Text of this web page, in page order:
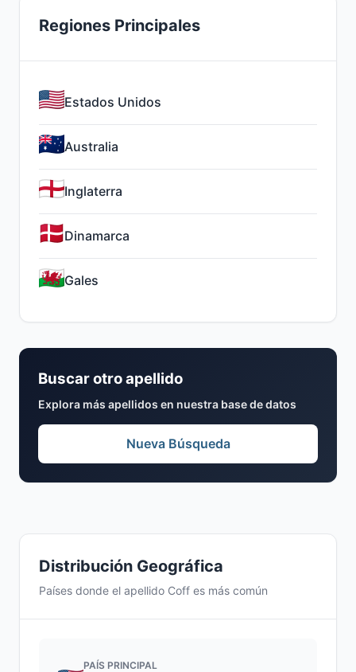
Distribución Geográfica
Países donde el apellido Coff es más común
PAÍS PRINCIPAL
Regiones Principales
Estados Unidos
Australia
Inglaterra
Dinamarca
Gales
Buscar otro apellido
Explora más apellidos en nuestra base de datos
Nueva Búsqueda